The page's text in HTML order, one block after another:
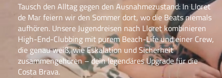
Tausch den Alltag gegen den Ausnahmezustand: In Lloret
de Mar feiern wir den Sommer dort, wo die Beats niemals
aufhören. Unsere Jugendreisen nach Lloret kombinieren
High-End-Clubbing mit purem Beach-Life und einer Crew,
die genau weiß, wie Eskalation und Sicherheit
zusammengehören – dein legendäres Upgrade für die
Costa Brava.